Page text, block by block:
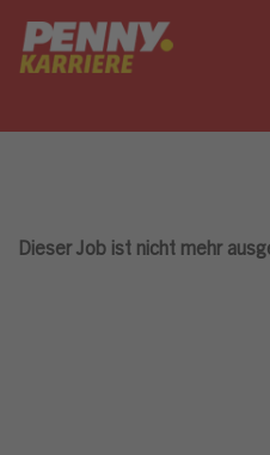
Dieser Job ist nicht mehr